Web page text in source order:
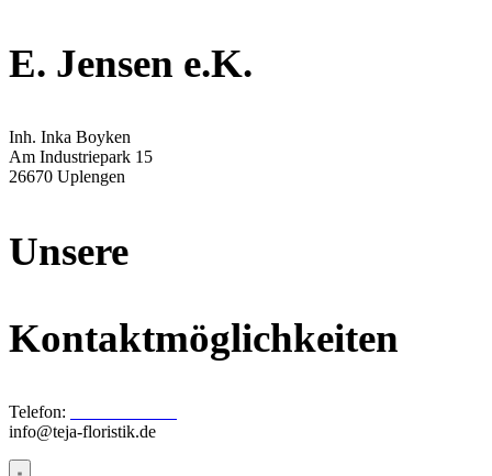
E. Jensen e.K.
Inh. Inka Boyken
Am Industriepark 15
26670 Uplengen
Unsere
Kontaktmöglichkeiten
Telefon:
info@teja-floristik.de